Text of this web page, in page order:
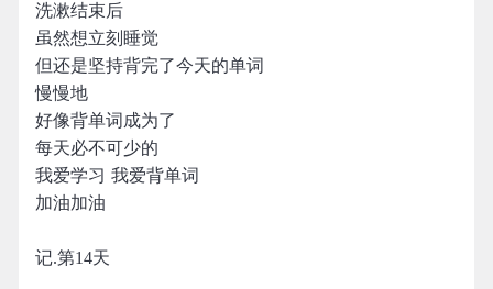
洗漱结束后
虽然想立刻睡觉
但还是坚持背完了今天的单词
慢慢地
好像背单词成为了
每天必不可少的
我爱学习 我爱背单词
加油加油
记.第14天